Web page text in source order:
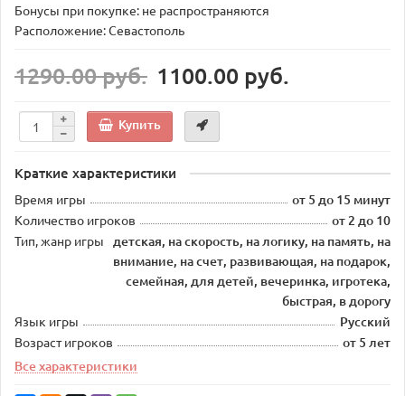
Бонусы при покупке: не распространяются
Расположение: Севастополь
1290.00 руб. 1100.00 руб.
Купить
Краткие характеристики
Время игры от 5 до 15 минут
Количество игроков от 2 до 10
Тип, жанр игры
детская, на скорость, на логику, на память, на
внимание, на счет, развивающая, на подарок,
семейная, для детей, вечеринка, игротека,
быстрая, в дорогу
Язык игры Русский
Возраст игроков
от 5 лет
Все характеристики